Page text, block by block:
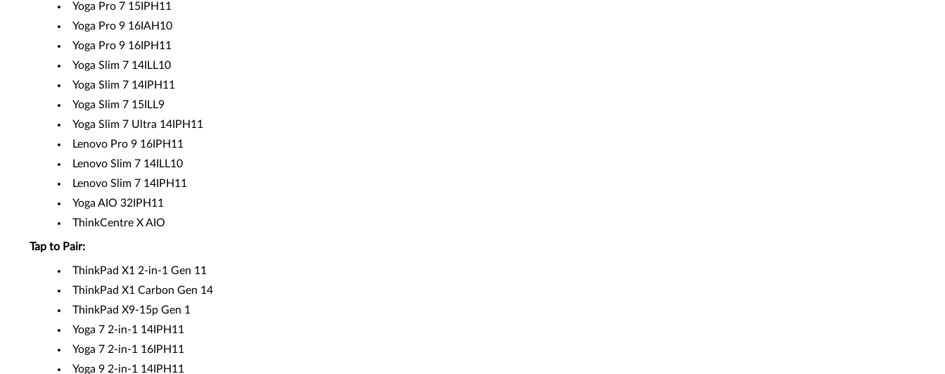
Yoga Pro 7 15IPH11
Yoga Pro 9 16IAH10
Yoga Pro 9 16IPH11
Yoga Slim 7 14ILL10
Yoga Slim 7 14IPH11
Yoga Slim 7 15ILL9
Yoga Slim 7 Ultra 14IPH11
Lenovo Pro 9 16IPH11
Lenovo Slim 7 14ILL10
Lenovo Slim 7 14IPH11
Yoga AIO 32IPH11
ThinkCentre X AIO
Tap to Pair:
ThinkPad X1 2-in-1 Gen 11
ThinkPad X1 Carbon Gen 14
ThinkPad X9-15p Gen 1
Yoga 7 2-in-1 14IPH11
Yoga 7 2-in-1 16IPH11
Yoga 9 2-in-1 14IPH11